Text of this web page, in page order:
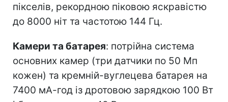
пікселів, рекордною піковою яскравістю
до 8000 ніт та частотою 144 Гц.
Камери та батарея: потрійна система
основних камер (три датчики по 50 Мп
кожен) та кремній-вуглецева батарея на
7400 мА-год із дротовою зарядкою 100 Вт